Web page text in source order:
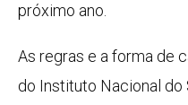
próximo ano.
As regras e a forma de
do Instituto Nacional do